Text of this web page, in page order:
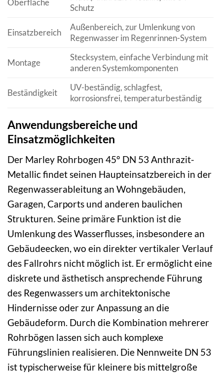
Oberfläche
Schutz
Einsatzbereich
Außenbereich, zur Umlenkung von
Regenwasser im Regenrinnen-System
Montage
Stecksystem, einfache Verbindung mit
anderen Systemkomponenten
Beständigkeit
UV-beständig, schlagfest,
korrosionsfrei, temperaturbeständig
Anwendungsbereiche und
Einsatzmöglichkeiten
Der Marley Rohrbogen 45° DN 53 Anthrazit-
Metallic findet seinen Haupteinsatzbereich in der
Regenwasserableitung an Wohngebäuden,
Garagen, Carports und anderen baulichen
Strukturen. Seine primäre Funktion ist die
Umlenkung des Wasserflusses, insbesondere an
Gebäudeecken, wo ein direkter vertikaler Verlauf
des Fallrohrs nicht möglich ist. Er ermöglicht eine
diskrete und ästhetisch ansprechende Führung
des Regenwassers um architektonische
Hindernisse oder zur Anpassung an die
Gebäudeform. Durch die Kombination mehrerer
Rohrbögen lassen sich auch komplexe
Führungslinien realisieren. Die Nennweite DN 53
ist typischerweise für kleinere bis mittelgroße